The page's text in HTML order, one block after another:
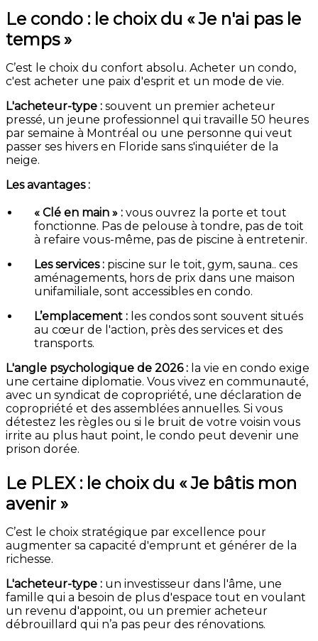
Le condo : le choix du « Je n'ai pas le
temps »
C’est le choix du confort absolu. Acheter un condo,
c'est acheter une paix d'esprit et un mode de vie.
L'acheteur-type : souvent un premier acheteur
pressé, un jeune professionnel qui travaille 50 heures
par semaine à Montréal ou une personne qui veut
passer ses hivers en Floride sans s'inquiéter de la
neige.
Les avantages :
« Clé en main » : vous ouvrez la porte et tout
fonctionne. Pas de pelouse à tondre, pas de toit
à refaire vous-même, pas de piscine à entretenir.
Les services : piscine sur le toit, gym, sauna.. ces
aménagements, hors de prix dans une maison
unifamiliale, sont accessibles en condo.
L’emplacement : les condos sont souvent situés
au cœur de l'action, près des services et des
transports.
L'angle psychologique de 2026 : la vie en condo exige
une certaine diplomatie. Vous vivez en communauté,
avec un syndicat de copropriété, une déclaration de
copropriété et des assemblées annuelles. Si vous
détestez les règles ou si le bruit de votre voisin vous
irrite au plus haut point, le condo peut devenir une
prison dorée.
Le PLEX : le choix du « Je bâtis mon
avenir »
C’est le choix stratégique par excellence pour
augmenter sa capacité d'emprunt et générer de la
richesse.
L'acheteur-type : un investisseur dans l'âme, une
famille qui a besoin de plus d'espace tout en voulant
un revenu d'appoint, ou un premier acheteur
débrouillard qui n’a pas peur des rénovations.